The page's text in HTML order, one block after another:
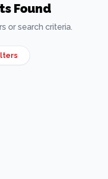
Found
or search criteria.